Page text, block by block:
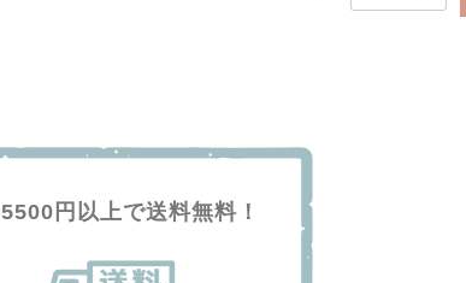
5500円以上で送料無料！